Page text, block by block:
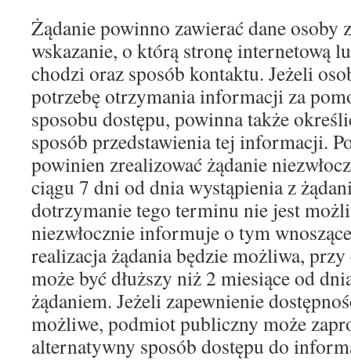
Żądanie powinno zawierać dane osoby
wskazanie, o którą stronę internetową
chodzi oraz sposób kontaktu. Jeżeli
potrzebę otrzymania informacji za
sposobu dostępu, powinna także
sposób przedstawienia tej informacji.
powinien zrealizować żądanie
ciągu 7 dni od dnia wystąpienia z
dotrzymanie tego terminu nie jest
niezwłocznie informuje o tym
realizacja żądania będzie możliwa,
może być dłuższy niż 2 miesiące od
żądaniem. Jeżeli zapewnienie
możliwe, podmiot publiczny może
alternatywny sposób dostępu do